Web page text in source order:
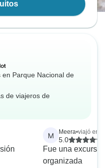
Parque Nacional de
de viajeros de
M Meera•viajó en
5.0
Fue una
organizada